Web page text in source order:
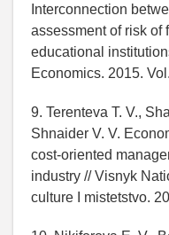
Interconnection
assessment of risk of
educational
Economics. 2015.
9. Terenteva T. V.,
Shnaider V. V.
cost-oriented
industry // Visnyk
culture I mistetstvo.